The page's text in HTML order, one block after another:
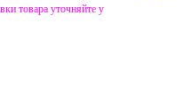
товара уточняйте у